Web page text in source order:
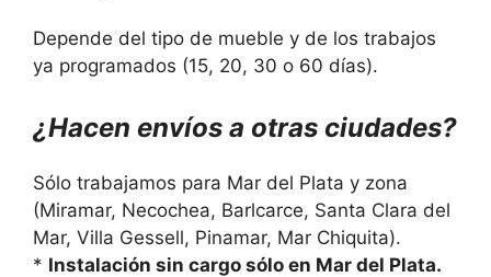
Depende del tipo de mueble y de los trabajos
ya programados (15, 20, 30 o 60 días).
¿Hacen envíos a otras ciudades?
Sólo trabajamos para Mar del Plata y zona
(Miramar, Necochea, Barlcarce, Santa Clara del
Mar, Villa Gessell, Pinamar, Mar Chiquita).
* Instalación sin cargo sólo en Mar del Plata.